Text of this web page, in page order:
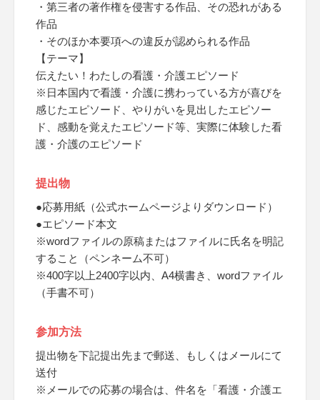
・第三者の著作権を侵害する作品、その恐れがある
作品
・そのほか本要項への違反が認められる作品
【テーマ】
伝えたい！わたしの看護・介護エピソード
※日本国内で看護・介護に携わっている方が喜びを
感じたエピソード、やりがいを見出したエピソー
ド、感動を覚えたエピソード等、実際に体験した看
護・介護のエピソード
提出物
●応募用紙（公式ホームページよりダウンロード）
●エピソード本文
※wordファイルの原稿またはファイルに氏名を明記
すること（ペンネーム不可）
※400字以上2400字以内、A4横書き、wordファイル
（手書不可）
参加方法
提出物を下記提出先まで郵送、もしくはメールにて
送付
※メールでの応募の場合は、件名を「看護・介護エ